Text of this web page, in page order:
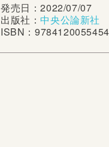
発売日：2022/07/07
出版社：中央公論新社
ISBN：9784120055454